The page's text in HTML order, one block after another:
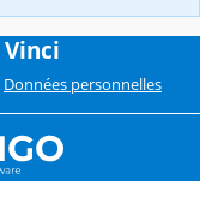
Données personnelles